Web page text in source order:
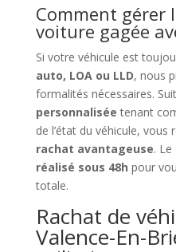
Comment gérer
voiture gagée
Si votre véhicule est
auto, LOA ou LLD, nous
formalités nécessaires.
personnalisée tenant
de l’état du véhicule, vous
rachat avantageuse. Le
réalisé sous 48h pour
totale.
Rachat de
Valence-En-